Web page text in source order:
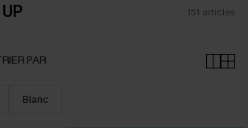
151 articles
PAR
Blanc